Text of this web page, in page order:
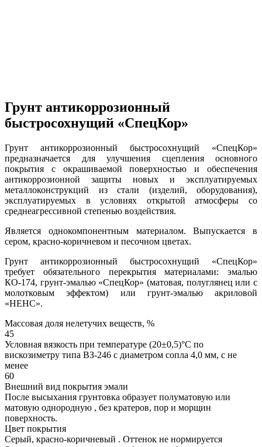
Грунт антикоррозионный
быстросохнущий «СпецКор»
Грунт антикоррозионный быстросохнущий «СпецКор»
предназначается для улучшения сцепления основного
покрытия с окрашиваемой поверхностью и обеспечения
антикоррозионной защиты новых и эксплуатируемых
металлоконструкций из стали (изделий, оборудования),
эксплуатируемых в условиях открытой атмосферы со
среднеагрессивной степенью воздействия.
Является однокомпонентным материалом. Выпускается в
сером, красно-коричневом и песочном цветах.
Грунт антикоррозионный быстросохнущий «СпецКор»
требует обязательного перекрытия материалами: эмалью
КО-174, грунт-эмалью «СпецКор» (матовая, полуглянец или с
молотковым эффектом) или грунт-эмалью акриловой
«НЕНС».
Массовая доля нелетучих веществ, %
45
Условная вязкость при температуре (20±0,5)°С по
вискозиметру типа ВЗ-246 с диаметром сопла 4,0 мм, с не
менее
60
Внешний вид покрытия эмали
После высыхания грунтовка образует полуматовую или
матовую однородную , без кратеров, пор и морщин
поверхность.
Цвет покрытия
Серый, красно-коричневый . Оттенок не нормируется